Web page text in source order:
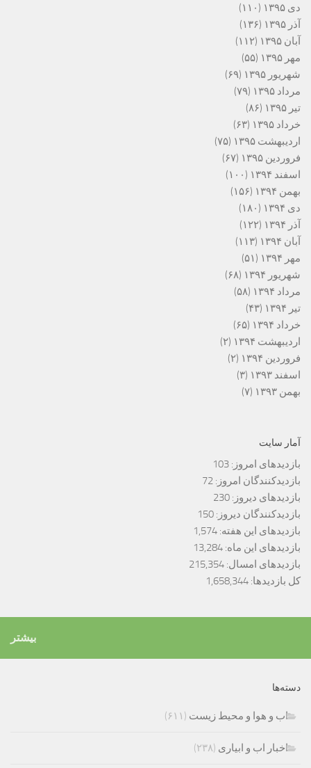
دی ۱۳۹۵
(۱۱۰)
آذر ۱۳۹۵
(۱۳۶)
آبان ۱۳۹۵
(۱۱۲)
مهر ۱۳۹۵
(۵۵)
شهریور ۱۳۹۵
(۶۹)
مرداد ۱۳۹۵
(۷۹)
تیر ۱۳۹۵
(۸۶)
خرداد ۱۳۹۵
(۶۳)
اردیبهشت ۱۳۹۵
(۷۵)
فروردین ۱۳۹۵
(۶۷)
اسفند ۱۳۹۴
(۱۰۰)
بهمن ۱۳۹۴
(۱۵۶)
دی ۱۳۹۴
(۱۸۰)
آذر ۱۳۹۴
(۱۲۲)
آبان ۱۳۹۴
(۱۱۳)
مهر ۱۳۹۴
(۵۱)
شهریور ۱۳۹۴
(۶۸)
مرداد ۱۳۹۴
(۵۸)
تیر ۱۳۹۴
(۴۳)
خرداد ۱۳۹۴
(۶۵)
اردیبهشت ۱۳۹۴
(۲)
فروردین ۱۳۹۴
(۲)
اسفند ۱۳۹۳
(۳)
بهمن ۱۳۹۳
(۷)
آمار سایت
بازدیدهای امروز: 103
بازدیدکنندگان امروز: 72
بازدیدهای دیروز: 230
بازدیدکنندگان دیروز: 150
بازدیدهای این هفته: 1,574
بازدیدهای این ماه: 13,284
بازدیدهای امسال: 215,354
کل بازدیدها: 1,658,344
بیشتر
دسته‌ها
اب و هوا و محیط زیست (۶۱۱)
اخبار اب و ابیاری (۲۳۸)